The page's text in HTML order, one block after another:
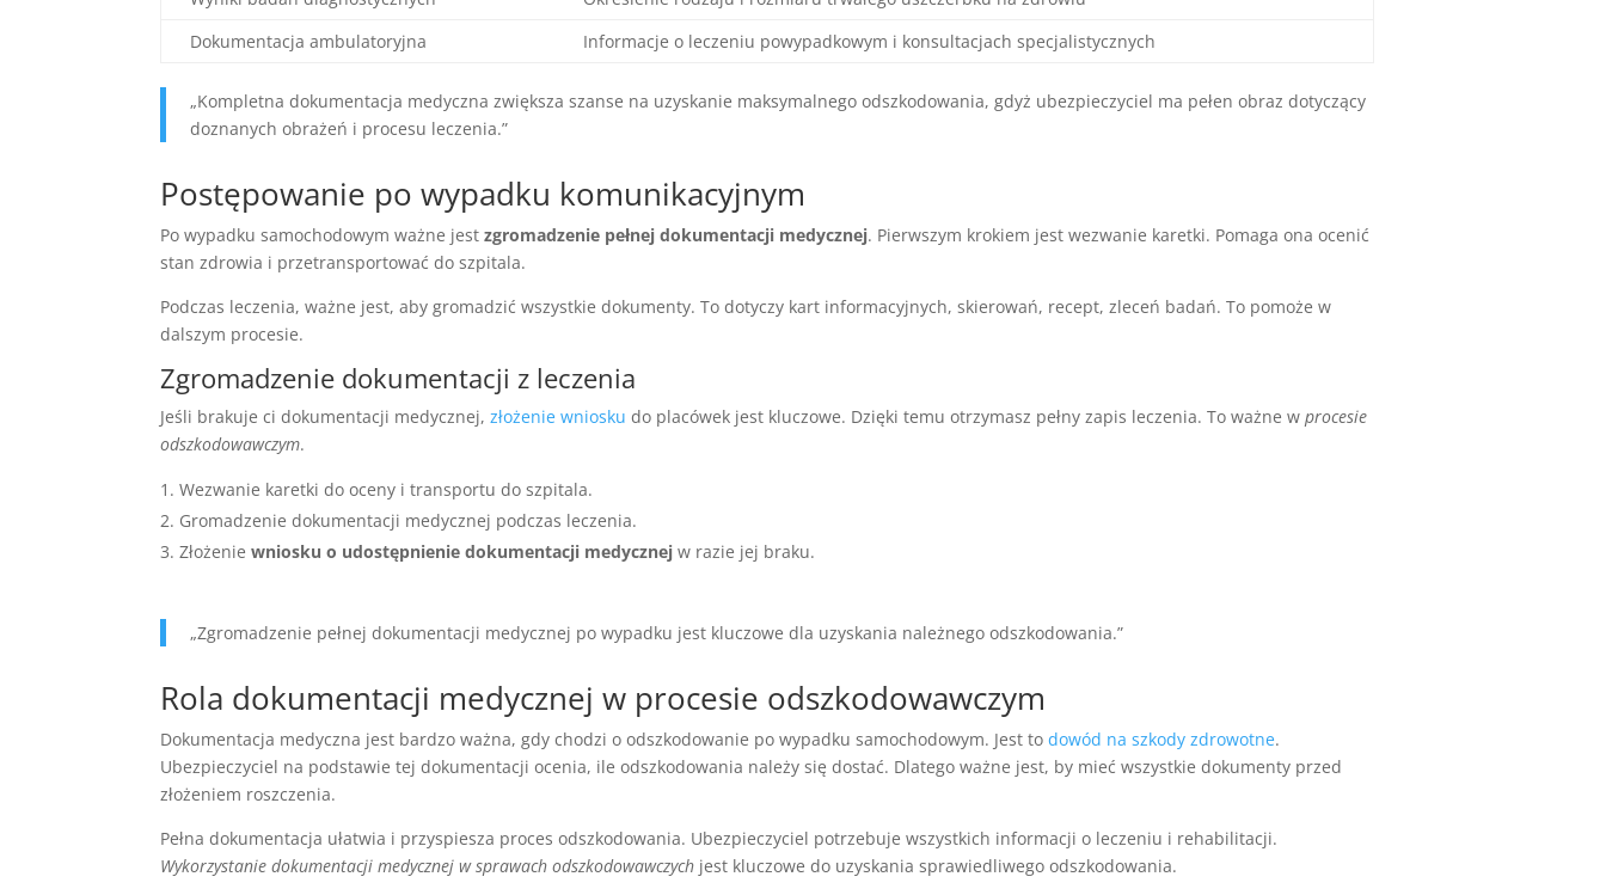
Dokumentacja ambulatoryjna
Informacje o leczeniu powypadkowym i konsultacjach specjalistycznych
„Kompletna dokumentacja medyczna zwiększa szanse na uzyskanie maksymalnego odszkodowania, gdyż ubezpieczyciel ma pełen obraz dotyczący
doznanych obrażeń i procesu leczenia.”
Postępowanie po wypadku komunikacyjnym
Po wypadku samochodowym ważne jestzgromadzenie pełnej dokumentacji medycznej. Pierwszym krokiem jest wezwanie karetki. Pomaga ona ocenić
stan zdrowia i przetransportować do szpitala.
Podczas leczenia, ważne jest, aby gromadzić wszystkie dokumenty. To dotyczy kart informacyjnych, skierowań, recept, zleceń badań. To pomoże w
dalszym procesie.
Zgromadzenie dokumentacji z leczenia
Jeśli brakuje ci dokumentacji medycznej,złożenie wniosku do placówek jest kluczowe. Dzięki temu otrzymasz pełny zapis leczenia. To ważne wprocesie
odszkodowawczym.
Wezwanie karetki do oceny i transportu do szpitala.
Gromadzenie dokumentacji medycznej podczas leczenia.
Złożeniewniosku o udostępnienie dokumentacji medycznej w razie jej braku.
„Zgromadzenie pełnej dokumentacji medycznej po wypadku jest kluczowe dla uzyskania należnego odszkodowania.”
Rola dokumentacji medycznej w procesie odszkodowawczym
Dokumentacja medyczna jest bardzo ważna, gdy chodzi o odszkodowanie po wypadku samochodowym. Jest todowód na szkody zdrowotne.
Ubezpieczyciel na podstawie tej dokumentacji ocenia, ile odszkodowania należy się dostać. Dlatego ważne jest, by mieć wszystkie dokumenty przed
złożeniem roszczenia.
Pełna dokumentacja ułatwia i przyspiesza proces odszkodowania. Ubezpieczyciel potrzebuje wszystkich informacji o leczeniu i rehabilitacji.
Wykorzystanie dokumentacji medycznej w sprawach odszkodowawczych jest kluczowe do uzyskania sprawiedliwego odszkodowania.